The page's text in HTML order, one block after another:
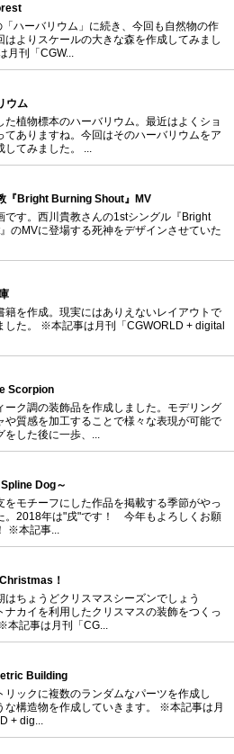
ハーバリウム」に続き、今回も自然物の作
はよりスケールの大きな森を作成してみまし
刊「CGW...
ウム
た植物標本のハーバリウム。最近はよくショ
てありますね。今回はそのハーバリウムをア
てみました。 ...
『Bright Burning Shout』MV
です。西川貴教さんの1stシングル『Bright
のMVに登場する死神をデザインさせていた
籍を作成。現実にはありえないレイアウトで
した。 ※本記事は月刊「CGWORLD + digital
Scorpion
ーク調の装飾品を作成しました。モデリング
や質感を加工することで様々な表現が可能で
した後に一歩、...
Dog～
をモチーフにした作品を掲載する季節がやっ
。2018年は"戌"です！ 今年もよろしくお願
※本記事...
！
はちょうどクリスマスシーズンでしょう
カイを利用したクリスマスの装飾をつくっ
記事は月刊「CG...
Building
リックに複数のランダムなパーツを作成し
な構造物を作成していきます。 ※本記事は月
+ dig...